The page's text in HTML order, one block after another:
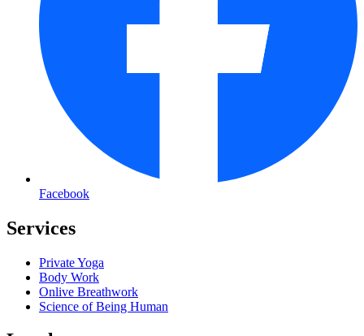
Facebook
Services
Private Yoga
Body Work
Onlive Breathwork
Science of Being Human